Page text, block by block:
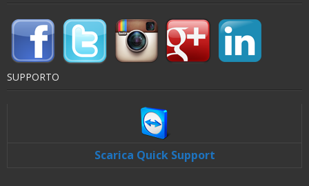
SUPPORTO
Scarica Quick Support